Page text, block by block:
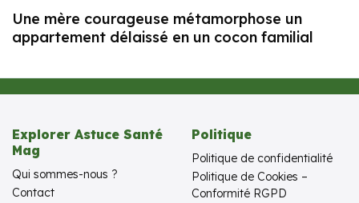
Une mère courageuse métamorphose un
appartement délaissé en un cocon familial
Explorer Astuce Santé
Mag
Qui sommes-nous ?
Contact
Politique
Politique de confidentialité
Politique de Cookies –
Conformité RGPD